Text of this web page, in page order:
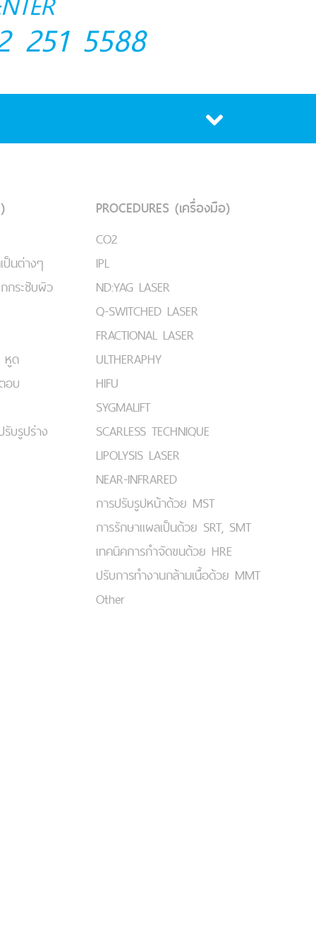
251 5588
นต่างๆ
ระชับผิว
หูด
อบ
บรูปร่าง
PROCEDURES (เครื่องมือ)
CO2
IPL
ND:YAG LASER
Q-SWITCHED LASER
FRACTIONAL LASER
ULTHERAPHY
HIFU
SYGMALIFT
SCARLESS TECHNIQUE
LIPOLYSIS LASER
NEAR-INFRARED
การปรับรูปหน้าด้วย MST
การรักษาแผลเป็นด้วย SRT, SMT
เทคนิคการกำจัดขนด้วย HRE
ปรับการทำงานกล้ามเนื้อด้วย MMT
Other